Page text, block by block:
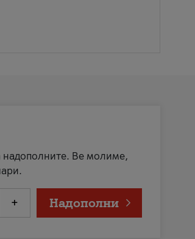
надополните. Ве молиме,
+ Надополни